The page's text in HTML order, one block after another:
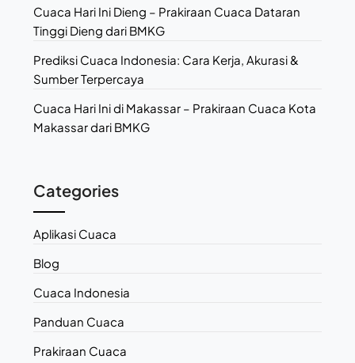
Cuaca Hari Ini Dieng – Prakiraan Cuaca Dataran
Tinggi Dieng dari BMKG
Prediksi Cuaca Indonesia: Cara Kerja, Akurasi &
Sumber Terpercaya
Cuaca Hari Ini di Makassar – Prakiraan Cuaca Kota
Makassar dari BMKG
Categories
Aplikasi Cuaca
Blog
Cuaca Indonesia
Panduan Cuaca
Prakiraan Cuaca